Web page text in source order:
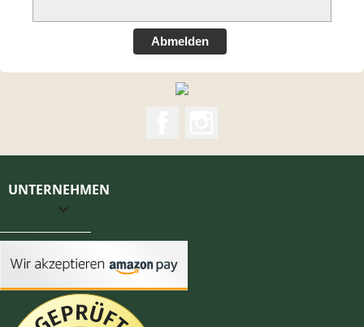
Abmelden
UNTERNEHMEN
